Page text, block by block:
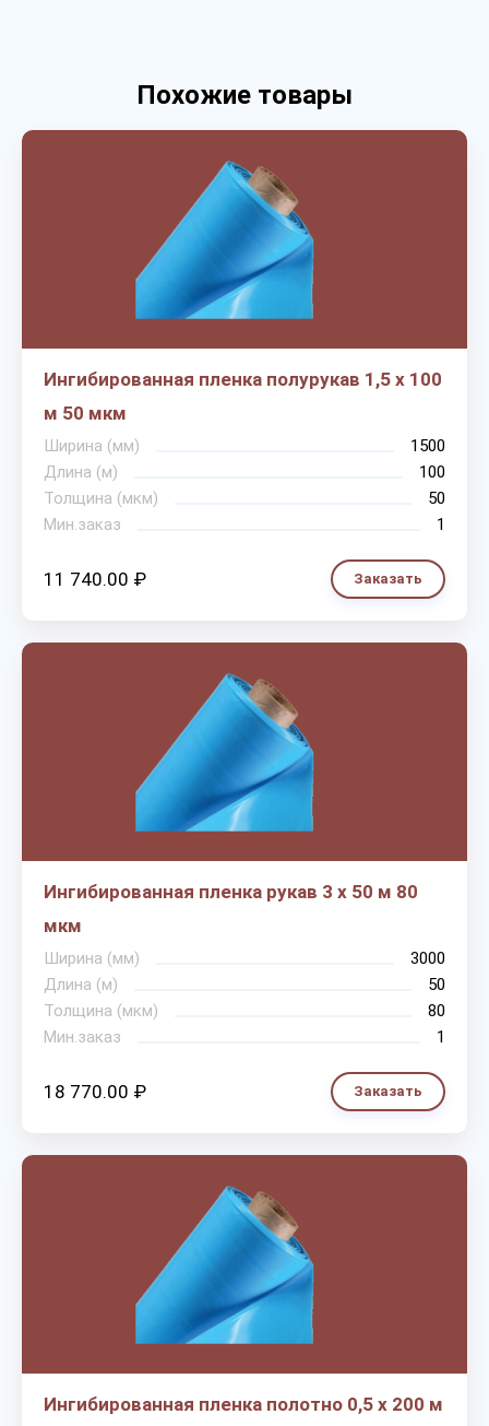
Похожие товары
Ингибированная пленка полурукав 1,5 х 100
м 50 мкм
Ширина (мм)
1500
Длина (м)
100
Толщина (мкм)
50
Мин.заказ
1
11 740.00 ₽ Заказать
Ингибированная пленка рукав 3 х 50 м 80
мкм
Ширина (мм)
3000
Длина (м)
50
Толщина (мкм)
80
Мин.заказ
1
18 770.00 ₽ Заказать
Ингибированная пленка полотно 0,5 х 200 м